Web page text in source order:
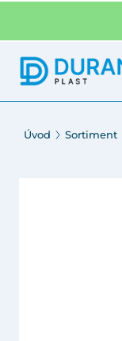
Úvod Sortiment